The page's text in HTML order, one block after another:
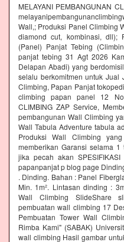
MELAYANI PEMBANGUNAN
Wall,; Produksi Panel Climbing
diamond cut, kombinasi, dll);
(Panel) Panjat Tebing
panjat tebing 31 Agt 2026
Delapan Abadi) yang
selalu berkomitmen untuk Jual
Climbing, Papan Panjat
climbing papan panel 12
CLIMBING ZAP Service,
pembangunan Wall Climbing
Wall Tabula Adventure tabula
Produksi Wall Climbing
memberikan Garansi selama
jika pecah akan
papanpanjat p blog page
. Dinding. Bahan : Panel
Min. 1m². Lintasan dinding :
Wall Climbing SlideShare
pembuatan wall climbing 17
Pembuatan Tower Wall
Rimba Kami" (SABAK)
wall climbing Hasil gambar